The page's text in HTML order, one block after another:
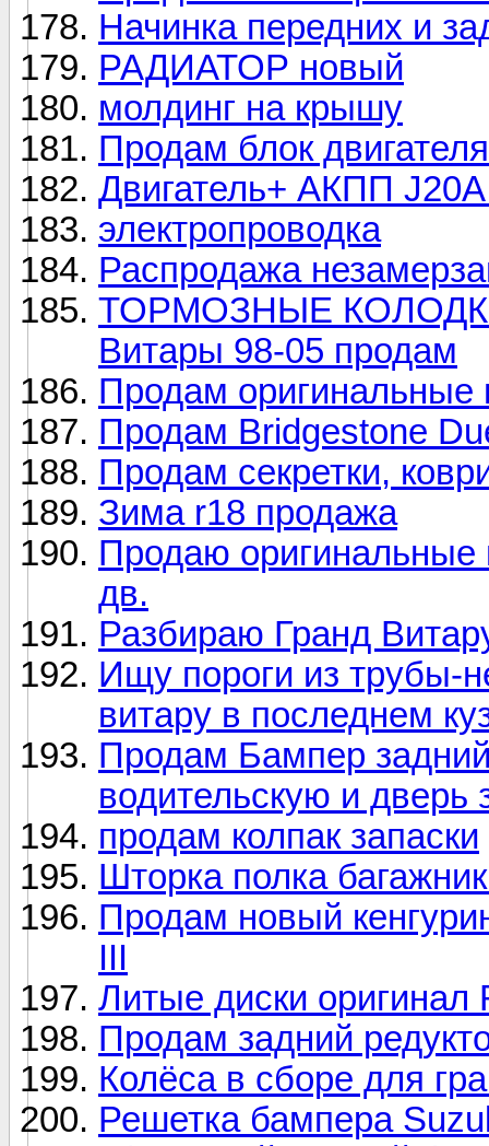
Начинка передних и
РАДИАТОР новый
молдинг на крышу
Продам блок
Двигатель+ АКПП
электропроводка
Распродажа
ТОРМОЗНЫЕ КОЛОДКИ
Витары 98-05 продам
Продам оригинальные
Продам Bridgestone
Продам секретки,
Зима r18 продажа
Продаю оригинальные
дв.
Разбираю Гранд
Ищу пороги из трубы-
витару в последнем
Продам Бампер
водительскую и
продам колпак запаски
Шторка полка
Продам новый
III
Литые диски оригинал
Продам задний
Колёса в сборе для
Решетка бампера